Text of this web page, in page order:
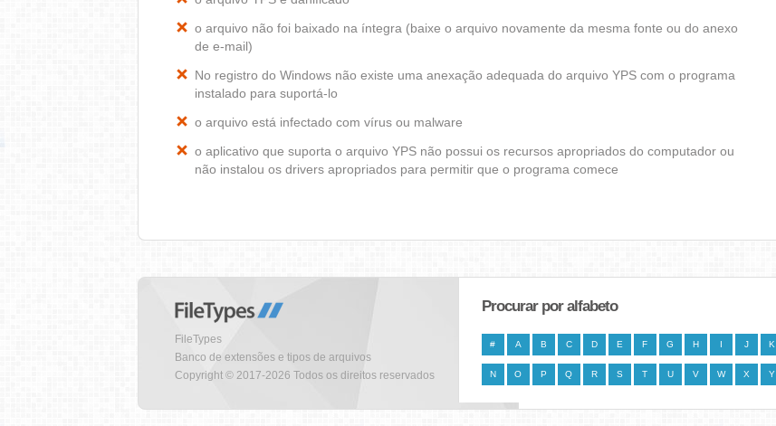
o arquivo não foi baixado na íntegra (baixe o arquivo novamente da mesma fonte ou do anexo
de e-mail)
No registro do Windows não existe uma anexação adequada do arquivo YPS com o programa
instalado para suportá-lo
o arquivo está infectado com vírus ou malware
o aplicativo que suporta o arquivo YPS não possui os recursos apropriados do computador ou
não instalou os drivers apropriados para permitir que o programa comece
FileTypes
Banco de extensões e tipos de arquivos
Copyright © 2017-2026 Todos os direitos reservados
Procurar por alfabeto
# A B C D E F G H I J K
N O P Q R S T U V W X Y